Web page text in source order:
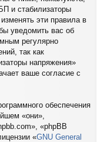
и стабилизаторы
эти правила в
уведомить вас об
регулярно
так как
напряжения»
ваше согласие с
обеспечения
«они»,
«phpBB
«GNU General